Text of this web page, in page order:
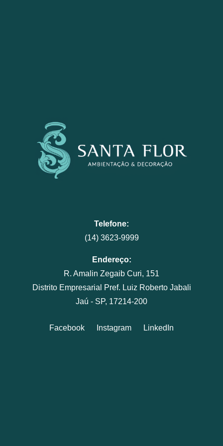
Telefone:
(14) 3623-9999
Endereço:
R. Amalin Zegaib Curi, 151
Distrito Empresarial Pref. Luiz Roberto Jabali
Jaú - SP, 17214-200
Facebook Instagram LinkedIn